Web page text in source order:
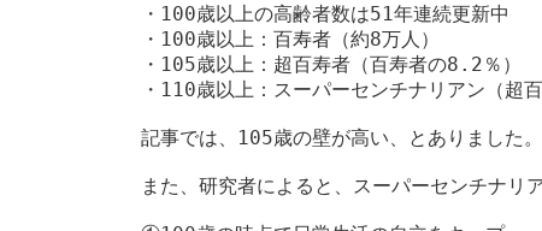
・100歳以上の高齢者数は51年連続更新中
・100歳以上：百寿者（約8万人）
・105歳以上：超百寿者（百寿者の8.2％）
・110歳以上：スーパーセンチナリアン（超
記事では、105歳の壁が高い、とありました
また、研究者によると、スーパーセンチナリ